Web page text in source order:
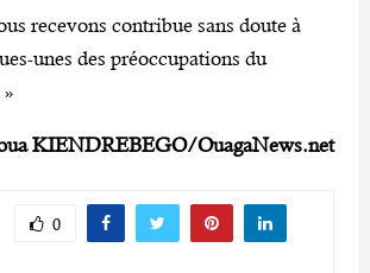
recevons contribue sans doute à
unes des préoccupations du
KIENDREBEGO/OuagaNews.net
0